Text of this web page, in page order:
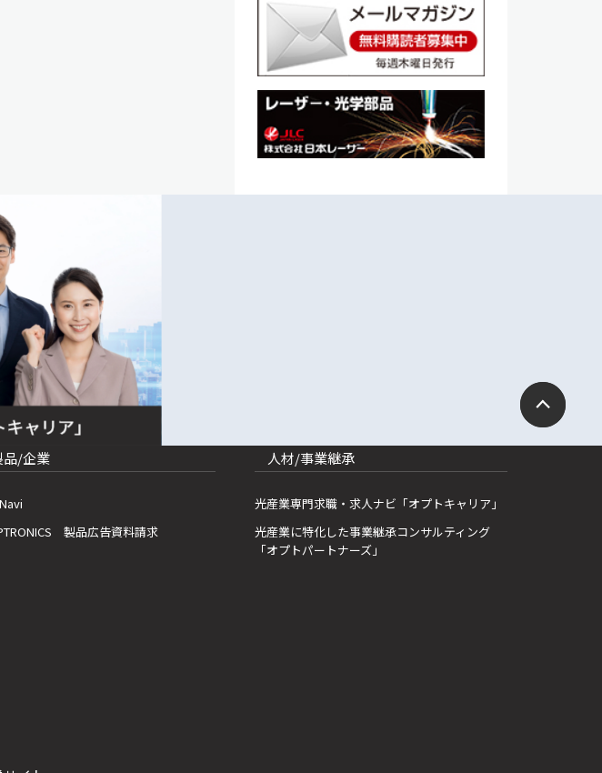
品/企業
製品広告資料請求
人材/事業継承
光産業専門求職・求人ナビ「オプトキャリア」
光産業に特化した事業継承コンサルティング
「オプトパートナーズ」